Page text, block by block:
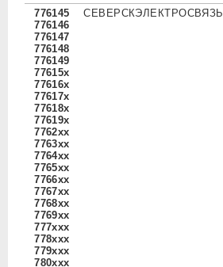
776145
776146
776147
776148
776149
77615x
77616x
77617x
77618x
77619x
7762xx
7763xx
7764xx
7765xx
7766xx
7767xx
7768xx
7769xx
777xxx
778xxx
779xxx
780xxx
СЕВЕРСКЭЛЕКТРОСВЯЗЬ